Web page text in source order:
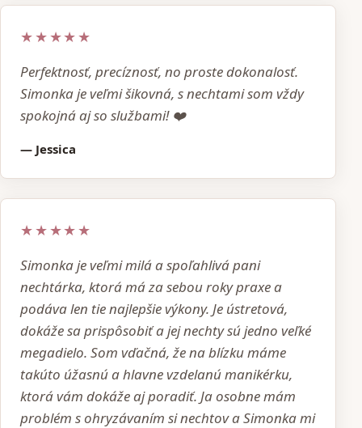
★★★★★
Perfektnosť, precíznosť, no proste dokonalosť.
Simonka je veľmi šikovná, s nechtami som vždy
spokojná aj so službami! ❤️
— Jessica
★★★★★
Simonka je veľmi milá a spoľahlivá pani
nechtárka, ktorá má za sebou roky praxe a
podáva len tie najlepšie výkony. Je ústretová,
dokáže sa prispôsobiť a jej nechty sú jedno veľké
megadielo. Som vďačná, že na blízku máme
takúto úžasnú a hlavne vzdelanú manikérku,
ktorá vám dokáže aj poradiť. Ja osobne mám
problém s ohryzávaním si nechtov a Simonka mi